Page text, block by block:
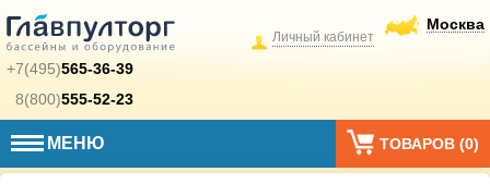
+7(495)565-36-39
8(800)555-52-23
Москва
Личный кабинет
МЕНЮ ТОВАРОВ (0)